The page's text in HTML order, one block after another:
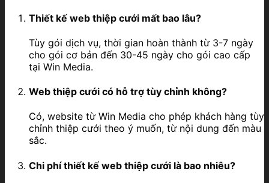
Thiết kế web thiệp cưới mất bao lâu?
Tùy gói dịch vụ, thời gian hoàn thành từ 3-7 ngày
cho gói cơ bản đến 30-45 ngày cho gói cao cấp
tại Win Media.
Web thiệp cưới có hỗ trợ tùy chỉnh không?
Có, website từ Win Media cho phép khách hàng tùy
chỉnh thiệp cưới theo ý muốn, từ nội dung đến màu
sắc.
Chi phí thiết kế web thiệp cưới là bao nhiêu?